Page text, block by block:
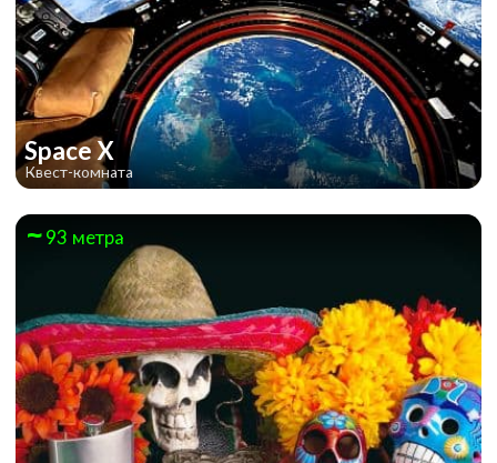
Space X
Квест-комната
93 метра